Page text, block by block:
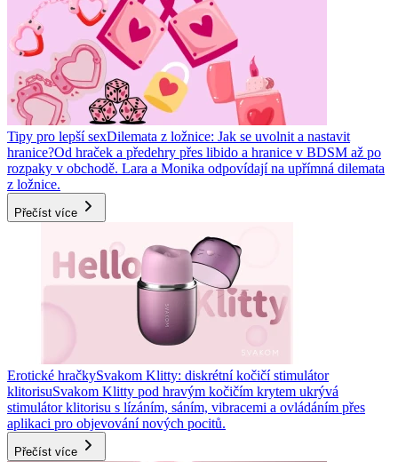
Tipy pro lepší sexDilemata z ložnice: Jak se uvolnit a nastavit
hranice?Od hraček a předehry přes libido a hranice v BDSM až po
rozpaky v obchodě. Lara a Monika odpovídají na upřímná dilemata
z ložnice.
Přečíst více
Erotické hračkySvakom Klitty: diskrétní kočičí stimulátor
klitorisuSvakom Klitty pod hravým kočičím krytem ukrývá
stimulátor klitorisu s lízáním, sáním, vibracemi a ovládáním přes
aplikaci pro objevování nových pocitů.
Přečíst více